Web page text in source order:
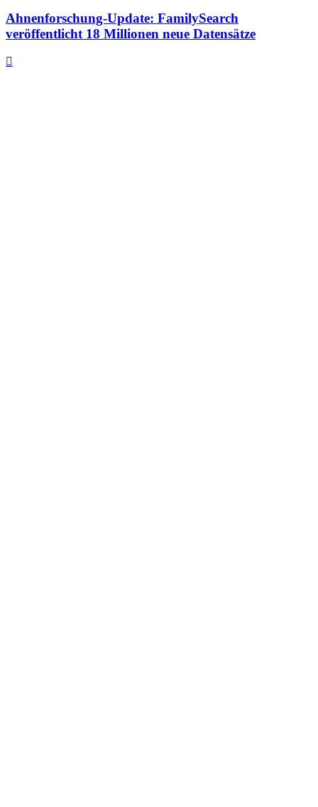
Ahnenforschung-Update: FamilySearch
veröffentlicht 18 Millionen neue Datensätze